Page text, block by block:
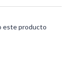
este producto